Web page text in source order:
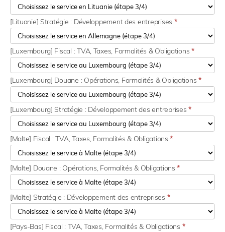
[Lituanie] Stratégie : Développement des entreprises *
[Luxembourg] Fiscal : TVA, Taxes, Formalités & Obligations*
[Luxembourg] Douane : Opérations, Formalités & Obligations*
[Luxembourg] Stratégie : Développement des entreprises*
[Malte] Fiscal : TVA, Taxes, Formalités & Obligations*
[Malte] Douane : Opérations, Formalités & Obligations*
[Malte] Stratégie : Développement des entreprises *
[Pays-Bas] Fiscal : TVA, Taxes, Formalités & Obligations *